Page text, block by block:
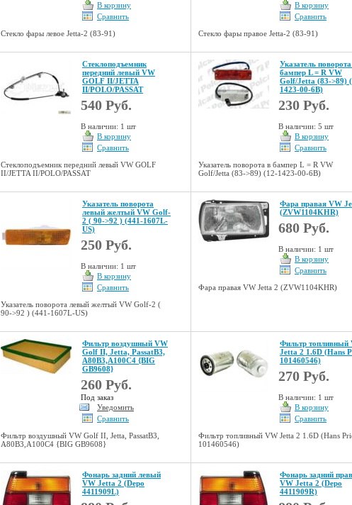
В корзину
Сравнить
Стекло фары левое Jetta-2 (83-91)
В корзину
Сравнить
Стекло фары правое Jetta-2 (83-91)
Стеклоподъемник
передний левый VW
GOLF II/JETTA
II/POLO/PASSAT
540 Руб.
В наличии: 1 шт
В корзину
Сравнить
Стеклоподъемник передний левый VW GOLF
II/JETTA II/POLO/PASSAT
Указатель
бампер L = R VW
Golf/Jetta (83->89)
1423-00-6B)
230 Руб.
В наличии: 5 шт
В корзину
Сравнить
Указатель поворота в бампер L = R VW
Golf/Jetta (83->89) (12-1423-00-6B)
Указатель поворота
левый желтый VW Golf-
2 ( 90->92 ) (441-1607L-
US)
250 Руб.
В наличии: 1 шт
В корзину
Сравнить
Указатель поворота левый желтый VW Golf-2 (
90->92 ) (441-1607L-US)
Фара правая VW
(ZVW1104KHR)
680 Руб.
В наличии: 1 шт
В корзину
Сравнить
Фара правая VW Jetta 2 (ZVW1104KHR)
Фильтр воздушный VW
Golf II, Jetta, PassatB3,
A80B3,A100C4 {BIG
GB9608}
260 Руб.
Под заказ
Уведомить
Сравнить
Фильтр воздушный VW Golf II, Jetta, PassatB3,
A80B3,A100C4 {BIG GB9608}
Фильтр топливный
Jetta 2 1.6D (Hans
101460546)
270 Руб.
В наличии: 1 шт
В корзину
Сравнить
Фильтр топливный VW Jetta 2 1.6D (Hans
101460546)
Фонарь задний левый
VW Jetta 2 (Depo
4411909L)
Фонарь задний
VW Jetta 2 (Depo
4411909R)